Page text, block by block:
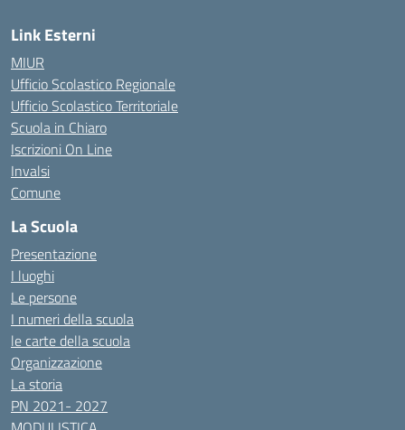
Link Esterni
MIUR
Ufficio Scolastico Regionale
Ufficio Scolastico Territoriale
Scuola in Chiaro
Iscrizioni On Line
Invalsi
Comune
La Scuola
Presentazione
I luoghi
Le persone
I numeri della scuola
le carte della scuola
Organizzazione
La storia
PN 2021- 2027